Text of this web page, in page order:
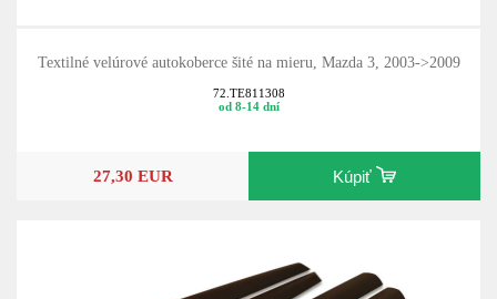
Textilné velúrové autokoberce šité na mieru, Mazda 3, 2003->2009
72.TE811308
od 8-14 dní
27,30 EUR Kúpiť